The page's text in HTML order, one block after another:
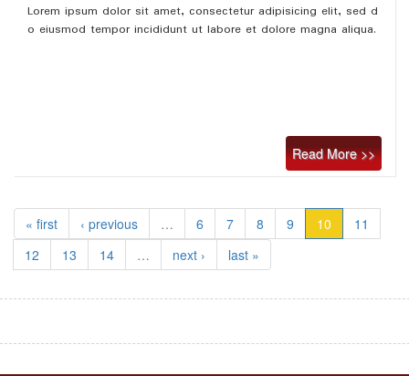
Lorem ipsum dolor sit amet, consectetur adipisicing elit, sed d
o eiusmod tempor incididunt ut labore et dolore magna aliqua.
Read More >>
« first ‹ previous … 6 7 8 9 10
11
12
13 14 … next › last »